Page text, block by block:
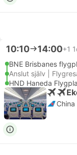
10:10 14:00+1
BNE Brisbanes
Anslut själv |
HND Haneda